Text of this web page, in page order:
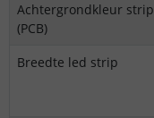
Achtergrondkleur strip
(PCB)
Breedte led strip